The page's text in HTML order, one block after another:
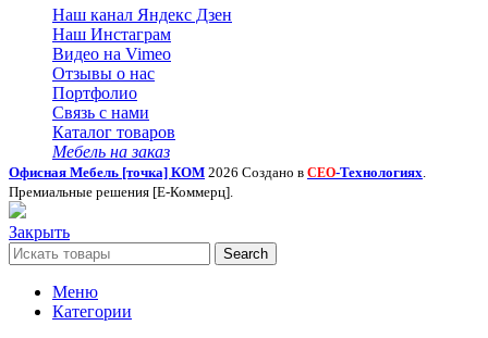
Наш канал Яндекс Дзен
Наш Инстаграм
Видео на Vimeo
Отзывы о нас
Портфолио
Связь с нами
Каталог товаров
Мебель на заказ
Офисная Мебель [точка] КОМ 2026 Создано в СЕО-Технологиях.
Премиальные решения [Е-Коммерц].
Закрыть
Search
Меню
Категории